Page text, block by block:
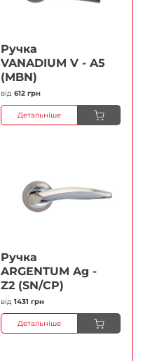
Ручка
VANADIUM V - A5
(MBN)
від 612 грн
Детальніше
Ручка
ARGENTUM Ag -
Z2 (SN/CP)
від 1431 грн
Детальніше